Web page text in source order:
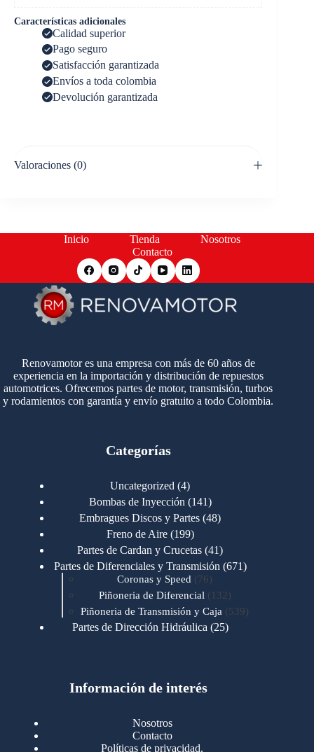
Características adicionales
Calidad superior
Pago seguro
Satisfacción garantizada
Envíos a toda colombia
Devolución garantizada
Valoraciones (0)
Inicio Tienda
Nosotros
Contacto
Renovamotor es una empresa con más de 60 años de
experiencia en la importación y distribución de repuestos
automotrices. Ofrecemos partes de motor, transmisión, turbos
y rodamientos con garantía y envío gratuito a todo Colombia.
Categorías
Uncategorized 44
productos
Bombas de Inyección 141141
productos
Embragues Discos y Partes 4848
Freno de Aire 199199
productos
Partes de Cardan y Crucetas 4141
productos
Partes de Diferenciales y Transmisión 671671
Coronas y Speed 7676
productos
Piñoneria de Diferencial 132 132
productos
Piñoneria de Transmisión y Caja 539539
Partes de Dirección Hidráulica 2525
Motores Cummins 723
Cummins B/C 855
Cummins ISF
Información de interés
Nosotros
Contacto
Políticas de privacidad.